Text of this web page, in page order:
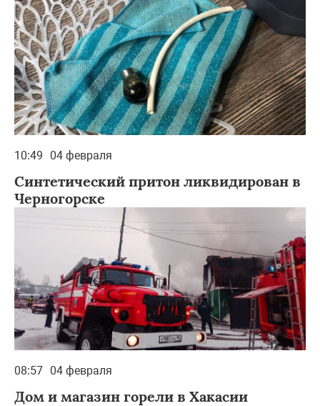
10:49 04 февраля
Синтетический притон ликвидирован в
Черногорске
08:57 04 февраля
Дом и магазин горели в Хакасии